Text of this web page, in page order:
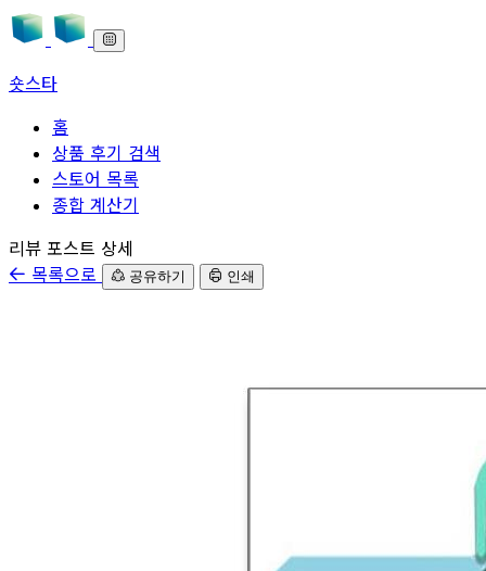
숏스타
홈
상품 후기 검색
스토어 목록
종합 계산기
본문으로 바로가기
리뷰 포스트 상세
목록으로
공유하기 인쇄